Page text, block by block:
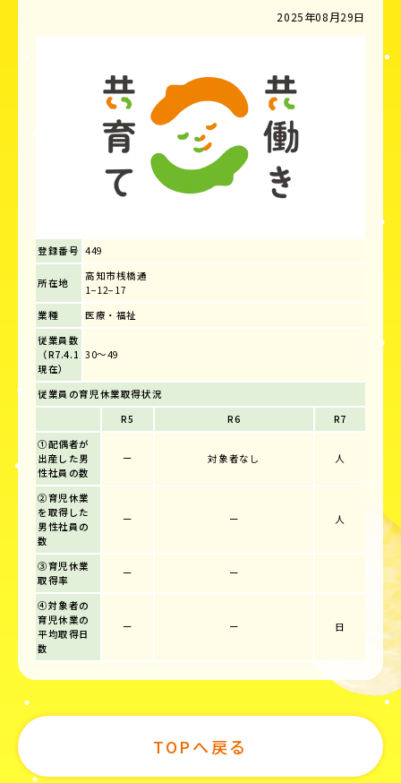
2025年08月29日
登録番号 449
所在地
高知市桟橋通
1−12−17
業種
医療・福祉
従業員数
（R7.4.1
現在）
30～49
従業員の育児休業取得状況
R5
R6
R7
①配偶者が
出産した男
性社員の数
ー 対象者なし 人
②育児休業
を取得した
男性社員の
数
ー ー 人
③育児休業
取得率
ー ー
④対象者の
育児休業の
平均取得日
数
ー ー 日
TOPへ戻る